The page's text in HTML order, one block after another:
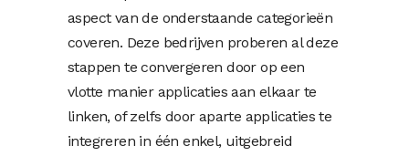
aspect van de onderstaande categorieën
coveren. Deze bedrijven proberen al deze
stappen te convergeren door op een
vlotte manier applicaties aan elkaar te
linken, of zelfs door aparte applicaties te
integreren in één enkel, uitgebreid